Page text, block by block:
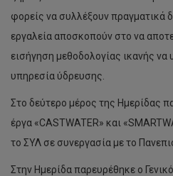
φορείς να συλλέξουν πραγματικά
εργαλεία αποσκοπούν στο να
εισήγηση μεθοδολογίας ικανής να
υπηρεσία ύδρευσης.
Στο δεύτερο μέρος της Ημερίδας
έργα «CASΤWATER» και
το ΣΥΛ σε συνεργασία με το
Στην Ημερίδα παρευρέθηκε ο